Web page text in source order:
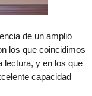
de un amplio
los que coincidimos
lectura, y en los que
capacidad